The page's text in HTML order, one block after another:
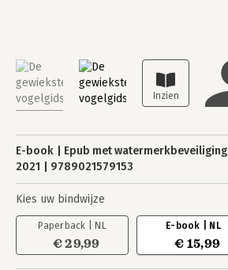
E-book Epub met watermerkbeveiliging
2021
9789021579153
Kies uw bindwijze
Paperback | NL
€ 29,99
E-book | NL
€ 15,99